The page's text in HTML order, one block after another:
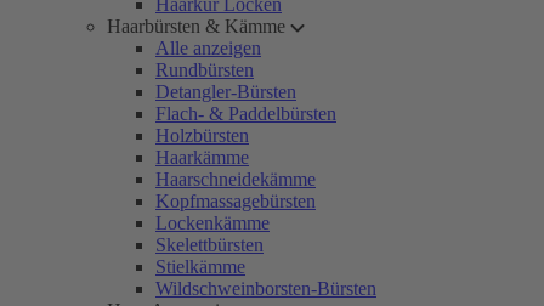
Haarkur Locken
Haarbürsten & Kämme
Alle anzeigen
Rundbürsten
Detangler-Bürsten
Flach- & Paddelbürsten
Holzbürsten
Haarkämme
Haarschneidekämme
Kopfmassagebürsten
Lockenkämme
Skelettbürsten
Stielkämme
Wildschweinborsten-Bürsten